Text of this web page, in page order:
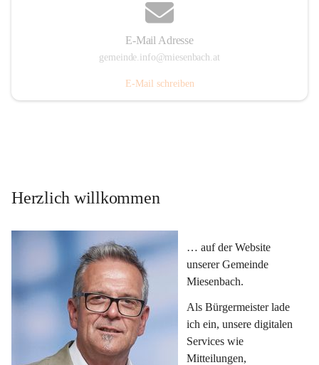
E-Mail Adresse
gemeinde.info@miesenbach.at
E-Mail schreiben
Herzlich willkommen
… auf der Website
unserer Gemeinde
Miesenbach.
Als Bürgermeister lade
ich ein, unsere digitalen
Services wie
Mitteilungen,